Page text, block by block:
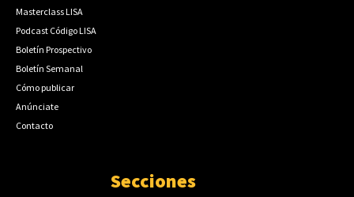
Masterclass LISA
Podcast Código LISA
Boletín Prospectivo
Boletín Semanal
Cómo publicar
Anúnciate
Contacto
Secciones